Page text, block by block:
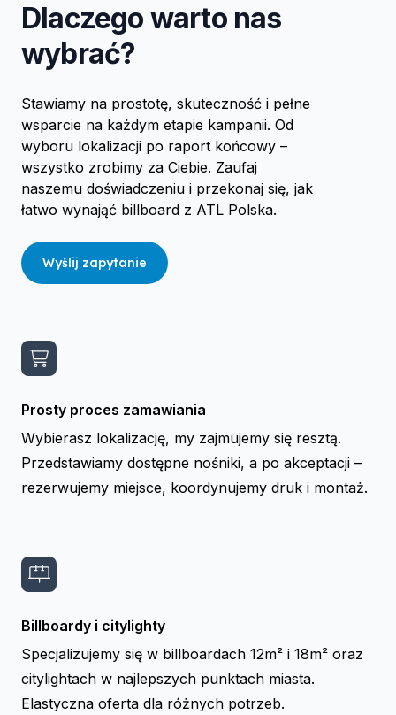
Dlaczego warto nas
wybrać?
Stawiamy na prostotę, skuteczność i pełne
wsparcie na każdym etapie kampanii. Od
wyboru lokalizacji po raport końcowy –
wszystko zrobimy za Ciebie. Zaufaj
naszemu doświadczeniu i przekonaj się, jak
łatwo wynająć billboard z ATL Polska.
Wyślij zapytanie
Prosty proces zamawiania
Wybierasz lokalizację, my zajmujemy się resztą.
Przedstawiamy dostępne nośniki, a po akceptacji –
rezerwujemy miejsce, koordynujemy druk i montaż.
Billboardy i citylighty
Specjalizujemy się w billboardach 12m² i 18m² oraz
citylightach w najlepszych punktach miasta.
Elastyczna oferta dla różnych potrzeb.